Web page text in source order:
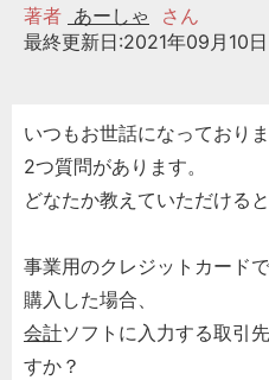
著者 あーしゃ
さん
最終更新日:2021年09月10日
いつもお世話になっておりま
2つ質問があります。
どなたか教えていただけると
事業用のクレジットカード
購入した場合、
会計ソフトに入力する取引
すか？